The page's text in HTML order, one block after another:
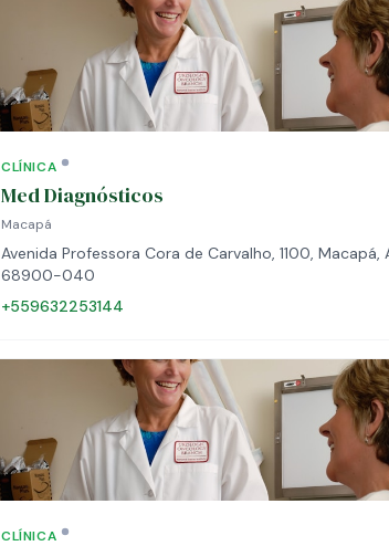
CLÍNICA
Med Diagnósticos
Macapá
Avenida Professora Cora de Carvalho, 1100, Macapá,
68900-040
+559632253144
CLÍNICA